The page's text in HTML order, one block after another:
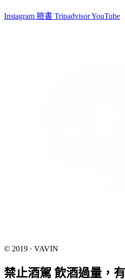
Instagram 臉書 TripadvisorYouTube
© 2019 · VAVIN
禁止酒駕 飲酒過量，